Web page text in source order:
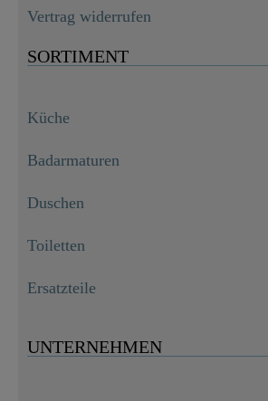
Vertrag widerrufen
SORTIMENT
Küche
Badarmaturen
Duschen
Toiletten
Ersatzteile
UNTERNEHMEN